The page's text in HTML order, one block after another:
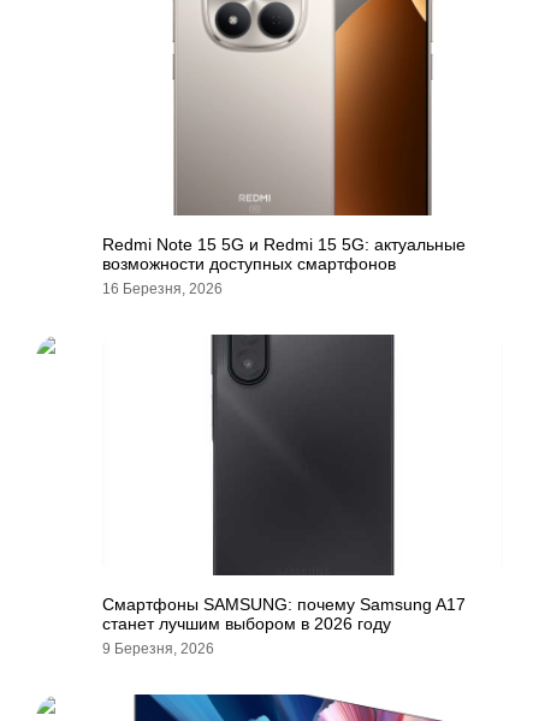
Redmi Note 15 5G и Redmi 15 5G: актуальные
возможности доступных смартфонов
16 Березня, 2026
Смартфоны SAMSUNG: почему Samsung A17
станет лучшим выбором в 2026 году
9 Березня, 2026